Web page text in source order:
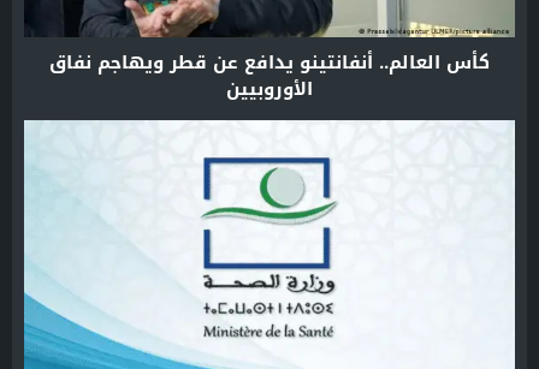
كأس العالم.. أنفانتينو يدافع عن قطر ويهاجم نفاق
الأوروبيين